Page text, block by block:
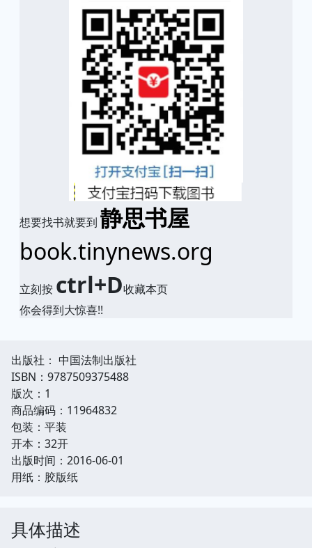
想要找书就要到 静思书屋
book.tinynews.org
立刻按 ctrl+D收藏本页
你会得到大惊喜!!
出版社： 中国法制出版社
ISBN：9787509375488
版次：1
商品编码：11964832
包装：平装
开本：32开
出版时间：2016-06-01
用纸：胶版纸
具体描述